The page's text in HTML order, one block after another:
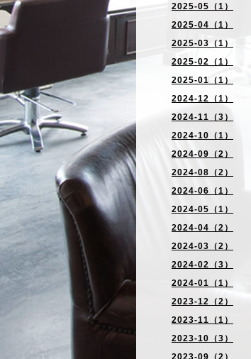
2025-05（1）
2025-04（1）
2025-03（1）
2025-02（1）
2025-01（1）
2024-12（1）
2024-11（3）
2024-10（1）
2024-09（2）
2024-08（2）
2024-06（1）
2024-05（1）
2024-04（2）
2024-03（2）
2024-02（3）
2024-01（1）
2023-12（2）
2023-11（1）
2023-10（3）
2023-09（2）